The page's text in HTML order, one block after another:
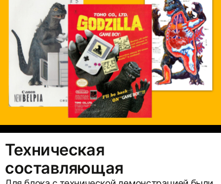
Техническая
составляющая